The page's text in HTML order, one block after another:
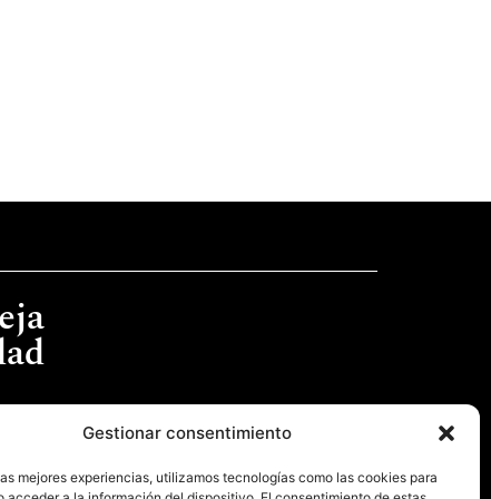
Gestionar consentimiento
mejores experiencias, utilizamos tecnologías como las cookies para